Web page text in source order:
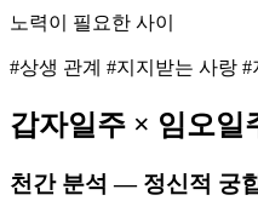
노력이 필요한 사이
#상생 관계 #지지받는 사랑
갑자일주 × 임오일
천간 분석 — 정신적 궁